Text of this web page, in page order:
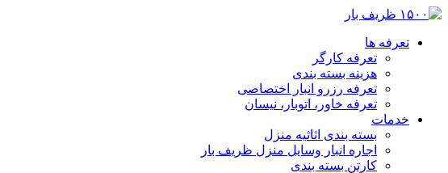
تعرفه ها
تعرفه کارگر
هزینه بسته بندی
تعرفه رزرو انبار اختصاصی
تعرفه خاور، اتوبار، نیسان
خدمات
بسته بندی اثاثیه منزل
اجاره انبار وسایل منزل ظریف بار
کارتن بسته بندی